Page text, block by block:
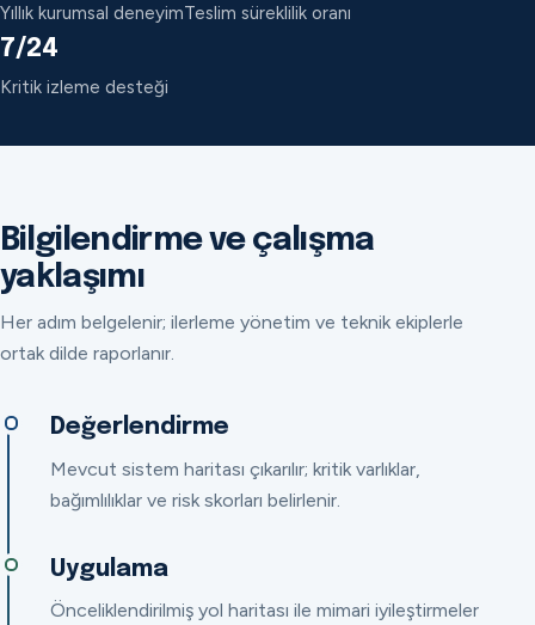
Yıllık kurumsal deneyimTeslim süreklilik oranı
7/24
Kritik izleme desteği
Bilgilendirme ve çalışma
yaklaşımı
Her adım belgelenir; ilerleme yönetim ve teknik ekiplerle
ortak dilde raporlanır.
Değerlendirme
Mevcut sistem haritası çıkarılır; kritik varlıklar,
bağımlılıklar ve risk skorları belirlenir.
Uygulama
Önceliklendirilmiş yol haritası ile mimari iyileştirmeler